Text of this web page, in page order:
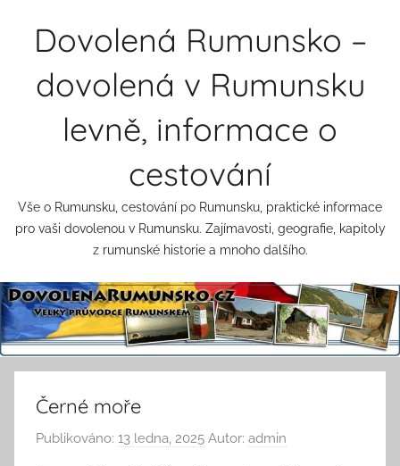
Dovolená Rumunsko –
dovolená v Rumunsku
levně, informace o
cestování
Vše o Rumunsku, cestování po Rumunsku, praktické informace
pro vaši dovolenou v Rumunsku. Zajímavosti, geografie, kapitoly
z rumunské historie a mnoho dalšího.
Černé moře
Publikováno: 13 ledna, 2025 Autor: admin